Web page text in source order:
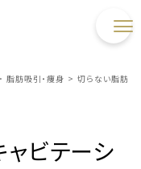
脂肪吸引・痩身 > 切らない脂肪吸
ビテーシ